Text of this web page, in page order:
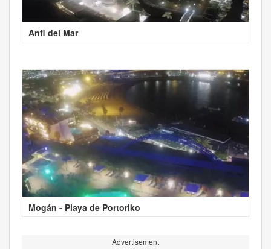
Anfi del Mar
Mogán - Playa de Portoriko
Advertisement